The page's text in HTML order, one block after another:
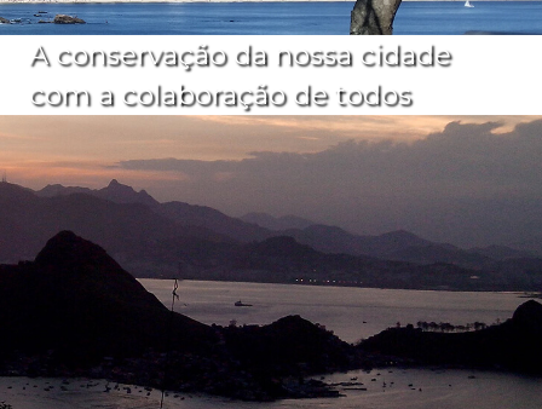
A conservação da nossa cidade
com a colaboração de todos